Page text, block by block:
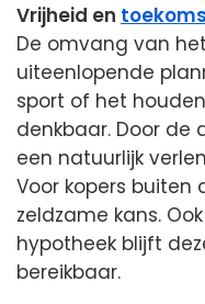
Vrijheid en
De omvang van
uiteenlopende
sport of het
denkbaar. Door de
een natuurlijk
Voor kopers buiten
zeldzame kans.
hypotheek blijft
bereikbaar.